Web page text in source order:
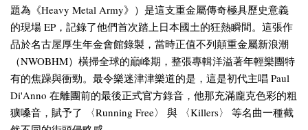
題為《Heavy Metal Army》）是這支重金屬傳奇極具歷史意義
的現場 EP，記錄了他們首次踏上日本國土的狂熱瞬間。這張作
品於名古屋厚生年金會館錄製，當時正值不列顛重金屬新浪潮
（NWOBHM）橫掃全球的巔峰期，整張專輯洋溢著年輕樂團特
有的焦躁與衝勁。最令樂迷津津樂道的是，這是初代主唱 Paul
Di'Anno 在離團前的最後正式官方錄音，他那充滿龐克色彩的粗
獷嗓音，賦予了 〈Running Free〉 與 〈Killers〉 等名曲一種截